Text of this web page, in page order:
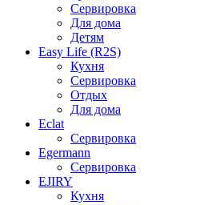
Сервировка
Для дома
Детям
Easy Life (R2S)
Кухня
Сервировка
Отдых
Для дома
Eclat
Сервировка
Egermann
Сервировка
EJIRY
Кухня